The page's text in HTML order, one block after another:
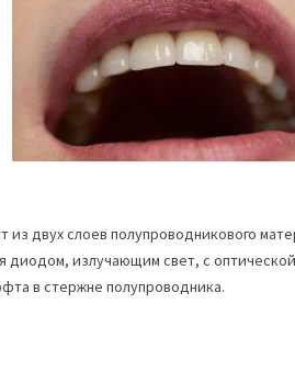
из двух слоев полупроводникового
диодом, излучающим свет, с
в стержне полупроводника.